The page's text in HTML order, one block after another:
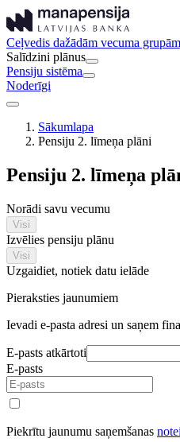
Ceļvedis dažādām vecuma grupām
Salīdzini plānus
Pensiju sistēma
Noderīgi
Sākumlapa
Pensiju 2. līmeņa plāni
Pensiju 2. līmeņa
Norādi savu vecumu
Visi
Izvēlies pensiju plānu
Visi
Uzgaidiet, notiek datu ielāde
Pieraksties jaunumiem
Ievadi e-pasta adresi un saņem
E-pasts atkārtoti
E-pasts
Piekrītu jaunumu saņemšanas